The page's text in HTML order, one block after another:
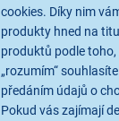
cookies. Díky nim
produkty hned na
produktů podle
„rozumím“
předáním údajů o
Pokud vás zajímají